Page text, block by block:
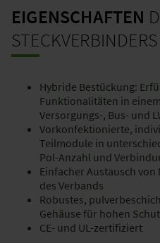
EIGENSCHAFTEN
STECKVERBINDERS
Hybride Bestückung:
Funktionalitäten in
Versorgungs-, Bus- und
Vorkonfektionierte,
Teilmodule in
Pol-Anzahl und
Einfacher Austausch
des Verbands
Robustes,
Gehäuse für hohen
CE- und UL-zertifiziert